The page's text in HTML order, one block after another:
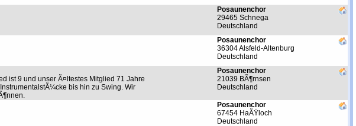
Posaunenchor
29465 Schnega
Deutschland
Posaunenchor
36304 Alsfeld-Altenburg
Deutschland
ist 9 und unser Ã¤ltestes Mitglied 71 Jahre
bis hin zu Swing. Wir
Posaunenchor
21039 BÃ¶rnsen
Deutschland
Posaunenchor
67454 HaÃŸloch
Deutschland